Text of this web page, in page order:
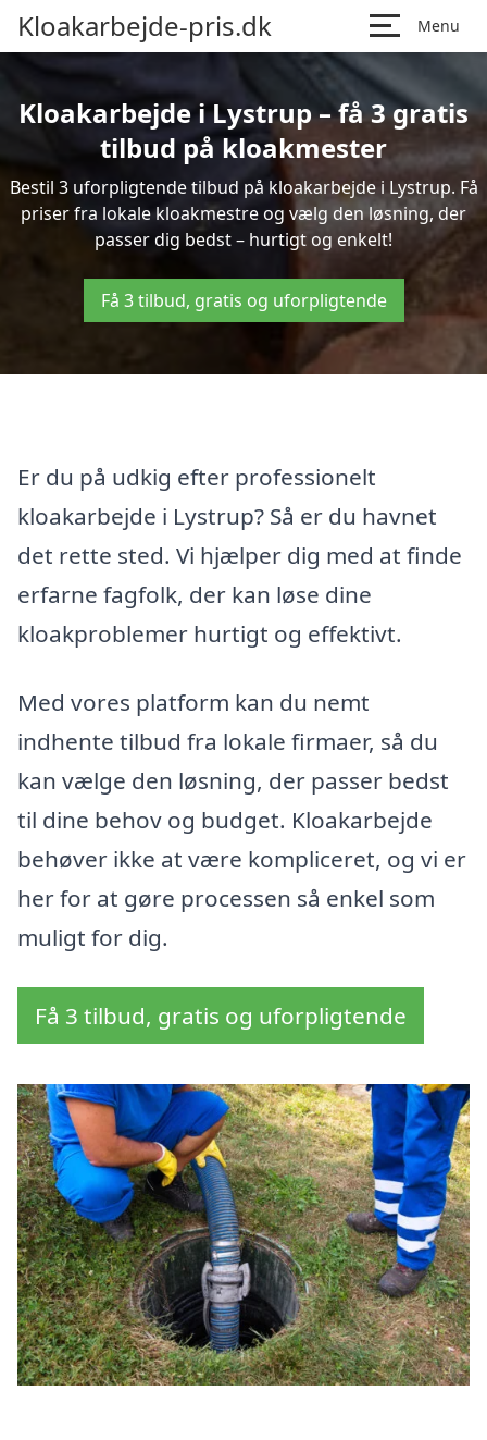
Kloakarbejde-pris.dk Menu
Kloakarbejde i Lystrup – få 3 gratis
tilbud på kloakmester
Bestil 3 uforpligtende tilbud på kloakarbejde i Lystrup. Få
priser fra lokale kloakmestre og vælg den løsning, der
passer dig bedst – hurtigt og enkelt!
Få 3 tilbud, gratis og uforpligtende
Er du på udkig efter professionelt
kloakarbejde i Lystrup? Så er du havnet
det rette sted. Vi hjælper dig med at finde
erfarne fagfolk, der kan løse dine
kloakproblemer hurtigt og effektivt.
Med vores platform kan du nemt
indhente tilbud fra lokale firmaer, så du
kan vælge den løsning, der passer bedst
til dine behov og budget. Kloakarbejde
behøver ikke at være kompliceret, og vi er
her for at gøre processen så enkel som
muligt for dig.
Få 3 tilbud, gratis og uforpligtende